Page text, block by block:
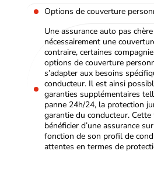
Options de couverture
Une assurance auto pas
nécessairement une
contraire, certaines
options de couverture
s’adapter aux besoins
conducteur. Il est ainsi
garanties supplémentaires
panne 24h/24, la protection
garantie du conducteur.
bénéficier d’une assurance
fonction de son profil de
attentes en termes de